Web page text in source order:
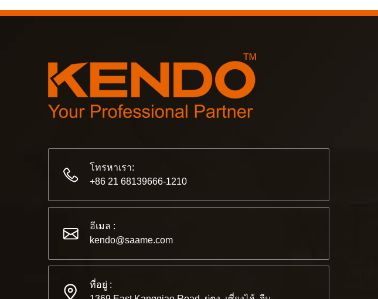
โทรหาเรา:
+86 21 68139666-1210
อีเมล :
kendo@saame.com
ที่อยู่ :